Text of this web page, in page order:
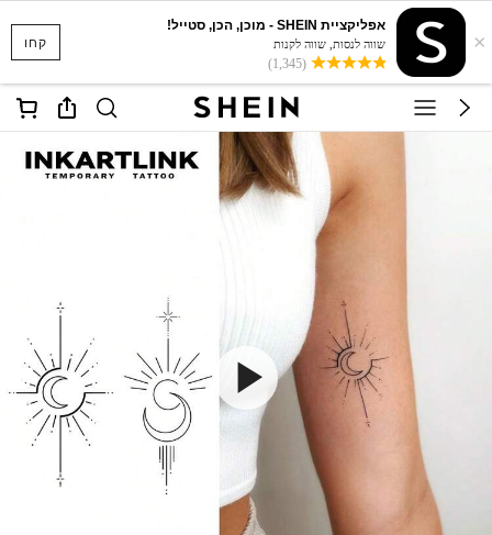
קחו ×
אפליקציית SHEIN - מוכן, הכן, סטייל!
שווה לנסות, שווה לקנות
(1,345)